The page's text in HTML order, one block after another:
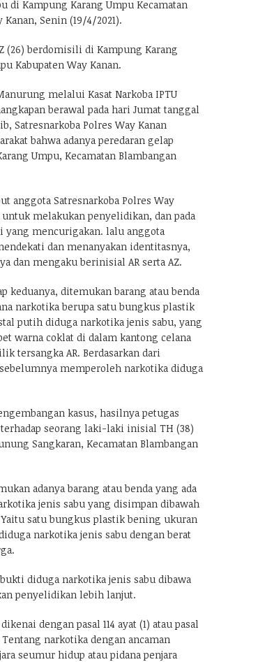
di Kampung Karang Umpu Kecamatan
Senin (19/4/2021).
(26) berdomisili di Kampung Karang
Kabupaten Way Kanan.
melalui Kasat Narkoba IPTU
berawal pada hari Jumat tanggal
Satresnarkoba Polres Way Kanan
bahwa adanya peredaran gelap
Umpu, Kecamatan Blambangan
anggota Satresnarkoba Polres Way
melakukan penyelidikan, dan pada
mencurigakan. lalu anggota
dan menanyakan identitasnya,
dan mengaku berinisial AR serta AZ.
keduanya, ditemukan barang atau benda
narkotika berupa satu bungkus plastik
putih diduga narkotika jenis sabu, yang
warna coklat di dalam kantong celana
tersangka AR. Berdasarkan dari
memperoleh narkotika diduga
kasus, hasilnya petugas
seorang laki-laki inisial TH (38)
Sangkaran, Kecamatan Blambangan
adanya barang atau benda yang ada
jenis sabu yang disimpan dibawah
satu bungkus plastik bening ukuran
narkotika jenis sabu dengan berat
diduga narkotika jenis sabu dibawa
penyelidikan lebih lanjut.
dengan pasal 114 ayat (1) atau pasal
Tentang narkotika dengan ancaman
seumur hidup atau pidana penjara